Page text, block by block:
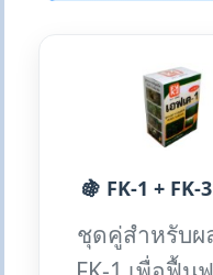
🍇 FK-1 +
ชุดคู่สำหรับผ